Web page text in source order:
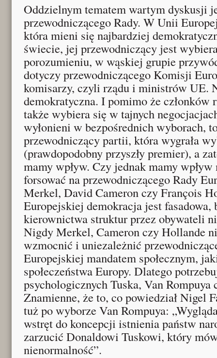
Oddzielnym tematem wartym dyskusji
przewodniczącego Rady. W Unii
która mieni się najbardziej
świecie, jej przewodniczący jest
porozumieniu, w wąskiej grupie
dotyczy przewodniczącego Komisji
komisarzy, czyli rządu i ministrów UE.
demokratyczna. I pomimo że członków
także wybiera się w tajnych
wyłonieni w bezpośrednich wyborach,
przewodniczący partii, która wygrała
(prawdopodobny przyszły premier), a
mamy wpływ. Czy jednak mamy wpływ
forsować na przewodniczącego Rady
Merkel, David Cameron czy François
Europejskiej demokracja jest fasadowa,
kierownictwa struktur przez obywateli
Nigdy Merkel, Cameron czy Hollande
wzmocnić i uniezależnić
Europejskiej mandatem społecznym,
społeczeństwa Europy. Dlatego
psychologicznych Tuska, Van Rompuya
Znamienne, że to, co powiedział Nigel
tuż po wyborze Van Rompuya:
wstręt do koncepcji istnienia państw
zarzucić Donaldowi Tuskowi, który
nienormalność”.